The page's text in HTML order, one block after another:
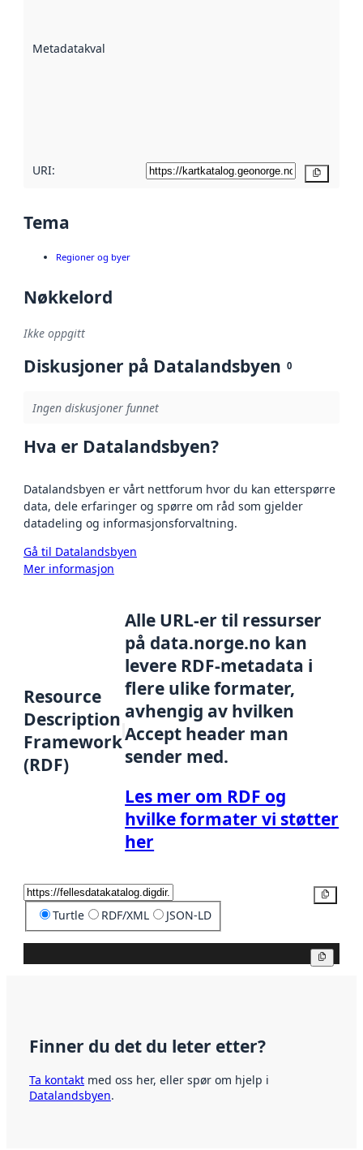
Metadatakvalitet
URI:
Tema
Regioner og byer
Nøkkelord
Ikke oppgitt
Diskusjoner på Datalandsbyen 0
Ingen diskusjoner funnet
Hva er Datalandsbyen?
Datalandsbyen er vårt nettforum hvor du kan etterspørre
data, dele erfaringer og spørre om råd som gjelder
datadeling og informasjonsforvaltning.
Gå til Datalandsbyen
Mer informasjon
Resource
Description
Framework
(RDF)
Alle URL-er til ressurser
på data.norge.no kan
levere RDF-metadata i
flere ulike formater,
avhengig av hvilken
Accept header man
sender med.
Les mer om RDF og
hvilke formater vi støtter
her
Turtle RDF/XML JSON-LD
Finner du det du leter etter?
Ta kontakt med oss her, eller spør om hjelp i
Datalandsbyen.